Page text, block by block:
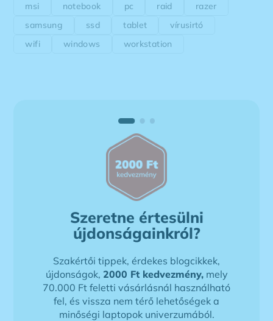
msi
notebook pc raid
razer
samsung
ssd tablet
vírusirtó
wifi
windows workstation
Szeretne értesülni
újdonságainkról?
Szakértői tippek, érdekes blogcikkek,
újdonságok, 2000 Ft kedvezmény,mely
70.000 Ft feletti vásárlásnál használható
fel, és vissza nem térő lehetőségek a
minőségi laptopok univerzumából.